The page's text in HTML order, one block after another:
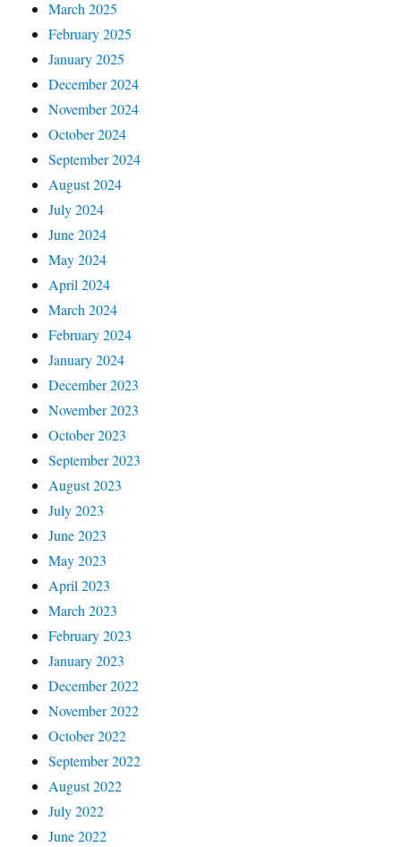
March 2025
February 2025
January 2025
December 2024
November 2024
October 2024
September 2024
August 2024
July 2024
June 2024
May 2024
April 2024
March 2024
February 2024
January 2024
December 2023
November 2023
October 2023
September 2023
August 2023
July 2023
June 2023
May 2023
April 2023
March 2023
February 2023
January 2023
December 2022
November 2022
October 2022
September 2022
August 2022
July 2022
June 2022